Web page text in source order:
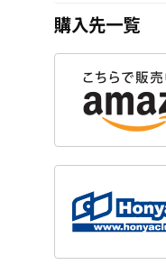
購入先一覧